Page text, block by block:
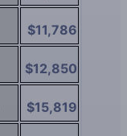
$11,786
$12,850
$15,819